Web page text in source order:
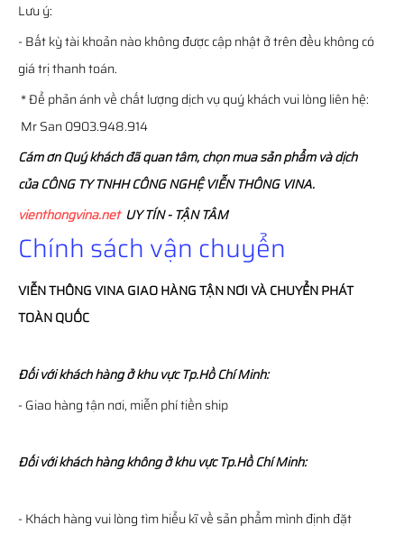
Lưu ý:
- Bất kỳ tài khoản nào không được cập nhật ở trên đều không có
giá trị thanh toán.
* Để phản ánh về chất lượng dịch vụ quý khách vui lòng liên hệ:
Mr San 0903.948.914
Cám ơn Quý khách đã quan tâm, chọn mua sản phẩm và dịch
của CÔNG TY TNHH CÔNG NGHỆ VIỄN THÔNG VINA.
vienthongvina.netUY TÍN - TẬN TÂM
Chính sách vận chuyển
VIỄN THÔNGVINAGIAO HÀNG TẬN NƠI VÀ CHUYỂN PHÁT
TOÀN QUỐC
Đối với khách hàng ở khu vực Tp.Hồ Chí Minh:
- Giao hàng tận nơi, miễn phí tiền ship
Đối với khách hàng không ở khu vực Tp.Hồ Chí Minh:
- Khách hàng vui lòng tìm hiểu kĩ về sản phẩm mình định đặt